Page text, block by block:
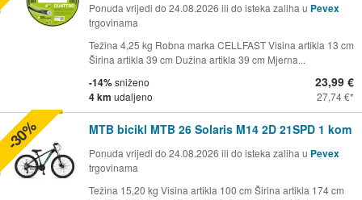
Ponuda vrijedi do 24.08.2026 ili do isteka zaliha u Pevex
trgovinama
Težina 4,25 kg Robna marka CELLFAST Visina artikla 13 cm
Širina artikla 39 cm Dužina artikla 39 cm Mjerna...
-14%sniženo
4 km udaljeno
23,99 €
27,74 €
MTB bicikl MTB 26 Solaris M14 2D 21SPD 1 kom
Ponuda vrijedi do 24.08.2026 ili do isteka zaliha u Pevex
trgovinama
Težina 15,20 kg Visina artikla 100 cm Širina artikla 174 cm
-30%